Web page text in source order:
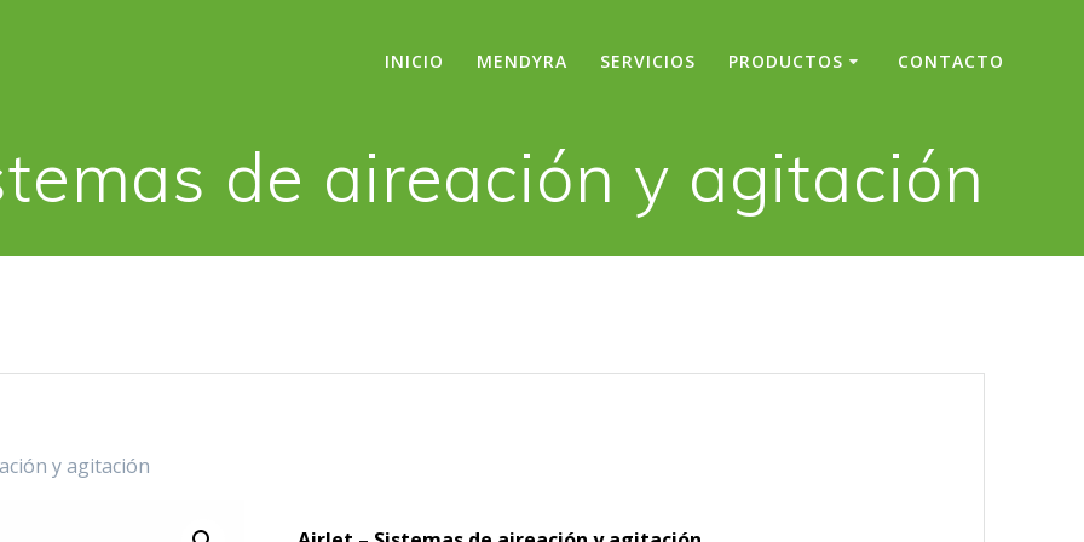
INICIO MENDYRA SERVICIOS PRODUCTOS CONTACTO
de aireación y agitación
y agitación